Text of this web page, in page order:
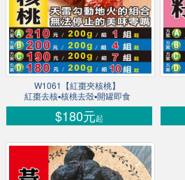
W1061【紅棗夾核桃】
紅棗去核▪核桃去殼▪開罐即食
$180元起